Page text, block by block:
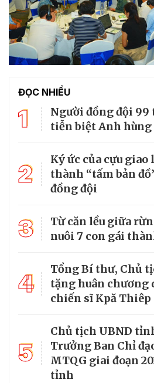
ĐỌC NHIỀU
1
Người đồng đội 99
tiễn biệt Anh hùng
2
Ký ức của cựu
thành “tấm bản
đồng đội
3
Từ căn lều giữa
nuôi 7 con gái
4
Tổng Bí thư, Chủ
tặng huân chương
chiến sĩ Kpă Thiêp
5
Chủ tịch UBND
Trưởng Ban Chỉ
MTQG giai đoạn
tỉnh